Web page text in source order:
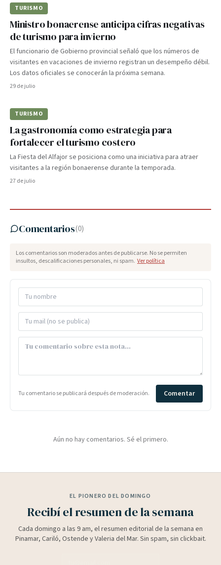
TURISMO
Ministro bonaerense anticipa cifras negativas
de turismo para invierno
El funcionario de Gobierno provincial señaló que los números de
visitantes en vacaciones de invierno registran un desempeño débil.
Los datos oficiales se conocerán la próxima semana.
29 de julio
TURISMO
La gastronomía como estrategia para
fortalecer el turismo costero
La Fiesta del Alfajor se posiciona como una iniciativa para atraer
visitantes a la región bonaerense durante la temporada.
27 de julio
Comentarios(0)
Los comentarios son moderados antes de publicarse. No se permiten
insultos, descalificaciones personales, ni spam. Ver política
Tu comentario se publicará después de moderación. Comentar
Aún no hay comentarios. Sé el primero.
EL PIONERO DEL DOMINGO
Recibí el resumen de la semana
Cada domingo a las 9 am, el resumen editorial de la semana en
Pinamar, Cariló, Ostende y Valeria del Mar. Sin spam, sin clickbait.